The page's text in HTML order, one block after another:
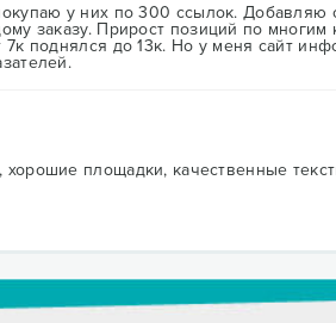
у них по 300 ссылок. Добавляю
заказу. Прирост позиций по
7к поднялся до 13к. Но у меня сайт
площадки, качественные